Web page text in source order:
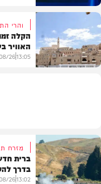
פוליטי
והרי
הקלה
האוויר
13:05
26
מזרח
ברית
בדרך
13:02
26